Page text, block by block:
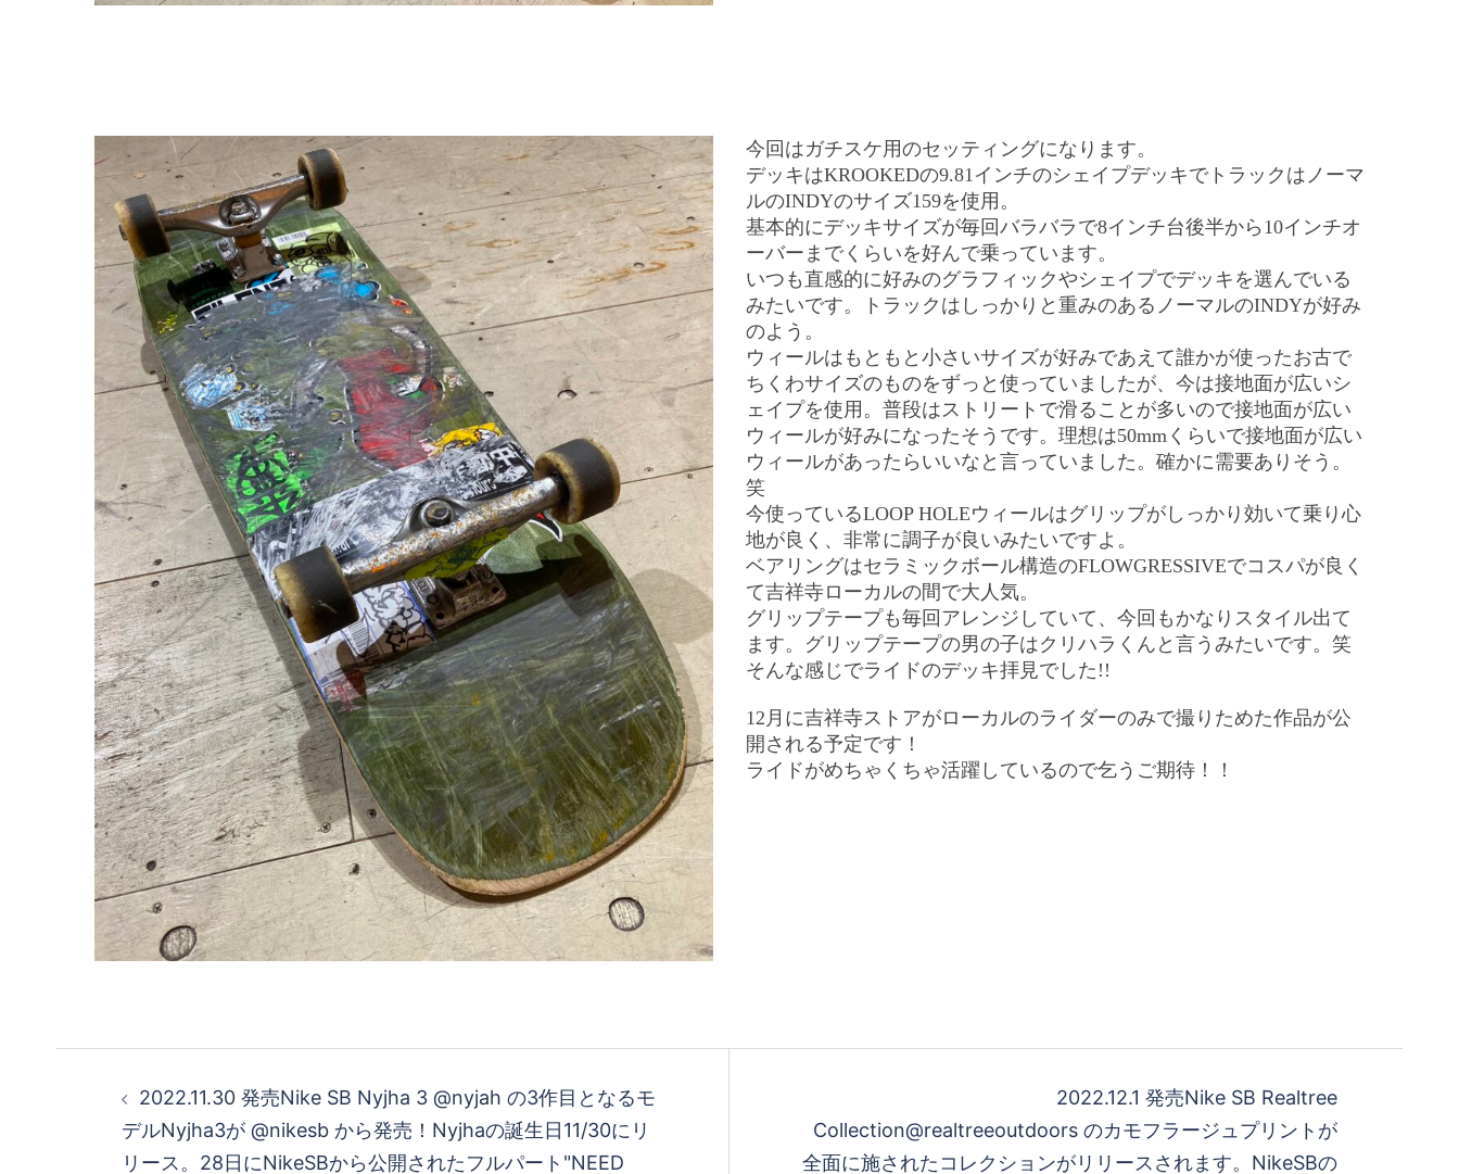
今回はガチスケ用のセッティングになります。
デッキはKROOKEDの9.81インチのシェイプデッキでトラックはノーマ
ルのINDYのサイズ159を使用。
基本的にデッキサイズが毎回バラバラで8インチ台後半から10インチオ
ーバーまでくらいを好んで乗っています。
いつも直感的に好みのグラフィックやシェイプでデッキを選んでいる
みたいです。トラックはしっかりと重みのあるノーマルのINDYが好み
のよう。
ウィールはもともと小さいサイズが好みであえて誰かが使ったお古で
ちくわサイズのものをずっと使っていましたが、今は接地面が広いシ
ェイプを使用。普段はストリートで滑ることが多いので接地面が広い
ウィールが好みになったそうです。理想は50mmくらいで接地面が広い
ウィールがあったらいいなと言っていました。確かに需要ありそう。
笑
今使っているLOOP HOLEウィールはグリップがしっかり効いて乗り心
地が良く、非常に調子が良いみたいですよ。
ベアリングはセラミックボール構造のFLOWGRESSIVEでコスパが良く
て吉祥寺ローカルの間で大人気。
グリップテープも毎回アレンジしていて、今回もかなりスタイル出て
ます。グリップテープの男の子はクリハラくんと言うみたいです。笑
そんな感じでライドのデッキ拝見でした!!
12月に吉祥寺ストアがローカルのライダーのみで撮りためた作品が公
開される予定です！
ライドがめちゃくちゃ活躍しているので乞うご期待！！
2022.11.30 発売Nike SB Nyjha 3 @nyjah の3作目となるモ
デルNyjha3が @nikesb から発売！Nyjhaの誕生日11/30にリ
リース。28日にNikeSBから公開されたフルパート"NEED
2022.12.1 発売Nike SB Realtree
Collection@realtreeoutdoors のカモフラージュプリントが
全面に施されたコレクションがリリースされます。NikeSBの